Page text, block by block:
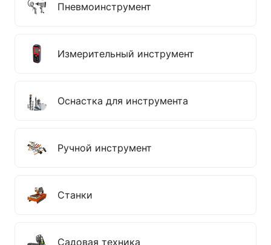
Пневмоинструмент
Измерительный инструмент
Оснастка для инструмента
Ручной инструмент
Станки
Садовая техника